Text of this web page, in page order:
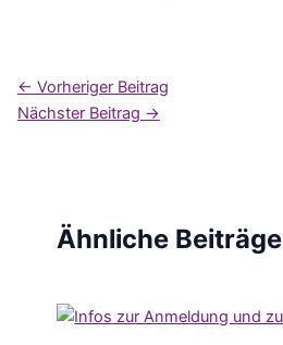
← Vorheriger Beitrag
Nächster Beitrag →
Ähnliche Beiträge